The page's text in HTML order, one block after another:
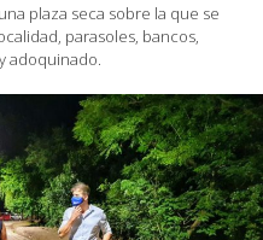
plaza seca sobre la que se
parasoles, bancos,
adoquinado.